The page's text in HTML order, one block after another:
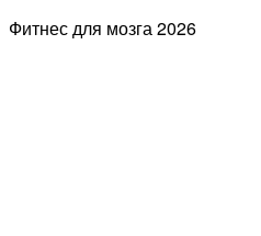
Фитнес для мозга2026